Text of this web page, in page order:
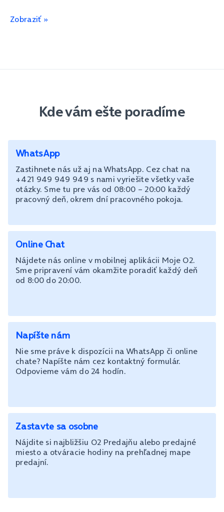
Zobraziť »
Kde vám ešte poradíme
WhatsApp
Zastihnete nás už aj na WhatsApp. Cez chat na
+421 949 949 949 s nami vyriešite všetky vaše
otázky. Sme tu pre vás od 08:00 – 20:00 každý
pracovný deň, okrem dní pracovného pokoja.
Online Chat
Nájdete nás online v mobilnej aplikácii Moje O2.
Sme pripravení vám okamžite poradiť každý deň
od 8:00 do 20:00.
Napíšte nám
Nie sme práve k dispozícii na WhatsApp či online
chate? Napíšte nám cez kontaktný formulár.
Odpovieme vám do 24 hodín.
Zastavte sa osobne
Nájdite si najbližšiu O2 Predajňu alebo predajné
miesto a otváracie hodiny na prehľadnej mape
predajní.